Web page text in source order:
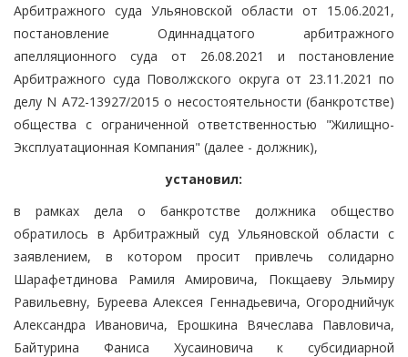
Арбитражного суда Ульяновской области от 15.06.2021,
постановление Одиннадцатого арбитражного
апелляционного суда от 26.08.2021 и постановление
Арбитражного суда Поволжского округа от 23.11.2021 по
делу N А72-13927/2015 о несостоятельности (банкротстве)
общества с ограниченной ответственностью "Жилищно-
Эксплуатационная Компания" (далее - должник),
установил:
в рамках дела о банкротстве должника общество
обратилось в Арбитражный суд Ульяновской области с
заявлением, в котором просит привлечь солидарно
Шарафетдинова Рамиля Амировича, Покщаеву Эльмиру
Равильевну, Буреева Алексея Геннадьевича, Огороднийчук
Александра Ивановича, Ерошкина Вячеслава Павловича,
Байтурина Фаниса Хусаиновича к субсидиарной